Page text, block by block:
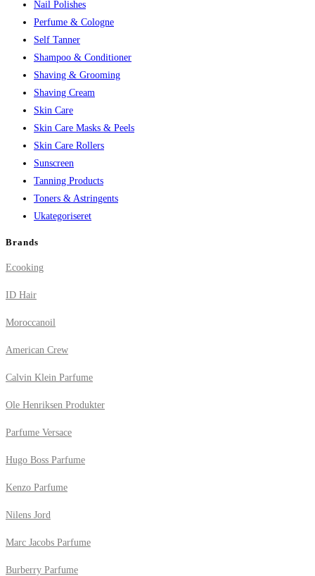
Nail Polishes
Perfume & Cologne
Self Tanner
Shampoo & Conditioner
Shaving & Grooming
Shaving Cream
Skin Care
Skin Care Masks & Peels
Skin Care Rollers
Sunscreen
Tanning Products
Toners & Astringents
Ukategoriseret
Brands
Ecooking
ID Hair
Moroccanoil
American Crew
Calvin Klein Parfume
Ole Henriksen Produkter
Parfume Versace
Hugo Boss Parfume
Kenzo Parfume
Nilens Jord
Marc Jacobs Parfume
Burberry Parfume